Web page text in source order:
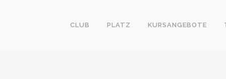
CLUB PLATZ KURSANGEBOTE